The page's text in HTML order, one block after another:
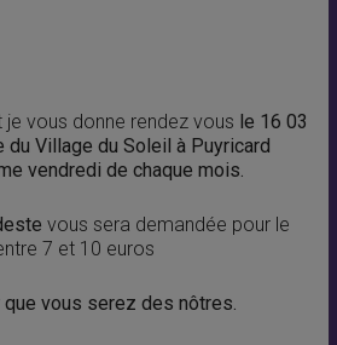
vous donne rendez vous le 16 03
Village du Soleil à Puyricard
vendredi de chaque mois.
vous sera demandée pour le
7 et 10 euros
vous serez des nôtres.